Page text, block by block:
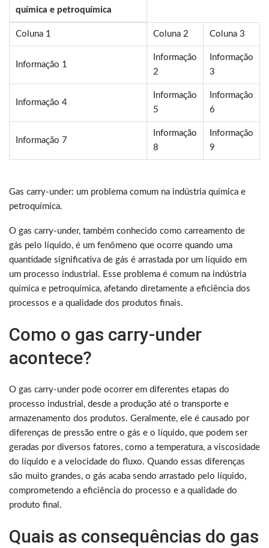
química e petroquímica
Coluna 1 Coluna 2 Coluna 3
Informação 1
Informação
2
Informação
3
Informação 4
Informação
5
Informação
6
Informação 7
Informação
8
Informação
9
Gas carry-under: um problema comum na indústria química e
petroquímica.
O gas carry-under, também conhecido como carreamento de
gás pelo líquido, é um fenômeno que ocorre quando uma
quantidade significativa de gás é arrastada por um líquido em
um processo industrial. Esse problema é comum na indústria
química e petroquímica, afetando diretamente a eficiência dos
processos e a qualidade dos produtos finais.
Como o gas carry-under
acontece?
O gas carry-under pode ocorrer em diferentes etapas do
processo industrial, desde a produção até o transporte e
armazenamento dos produtos. Geralmente, ele é causado por
diferenças de pressão entre o gás e o líquido, que podem ser
geradas por diversos fatores, como a temperatura, a viscosidade
do líquido e a velocidade do fluxo. Quando essas diferenças
são muito grandes, o gás acaba sendo arrastado pelo líquido,
comprometendo a eficiência do processo e a qualidade do
produto final.
Quais as consequências do gas